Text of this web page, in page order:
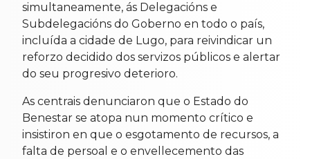
simultaneamente, ás Delegacións e
Subdelegacións do Goberno en todo o país,
incluída a cidade de Lugo, para reivindicar un
reforzo decidido dos servizos públicos e alertar
do seu progresivo deterioro.
As centrais denunciaron que o Estado do
Benestar se atopa nun momento crítico e
insistiron en que o esgotamento de recursos, a
falta de persoal e o envellecemento das